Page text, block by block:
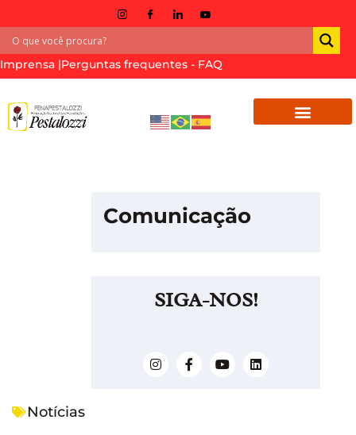
Imprensa |Perguntas frequentes - FAQ
Comunicação
SIGA-NOS!
Notícias